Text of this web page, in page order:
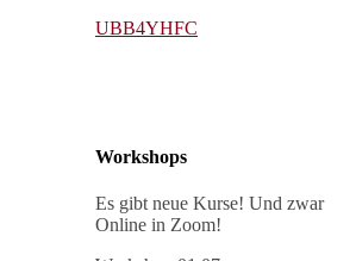
UBB4YHFC
Workshops
Es gibt neue Kurse! Und zwar
Online in Zoom!